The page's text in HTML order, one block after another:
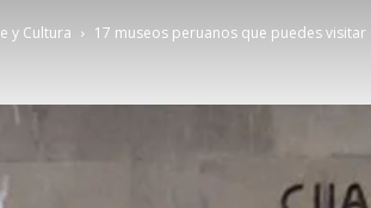
y Cultura 17 museos peruanos que puedes